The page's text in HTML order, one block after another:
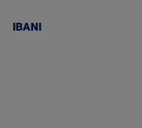
IBANI